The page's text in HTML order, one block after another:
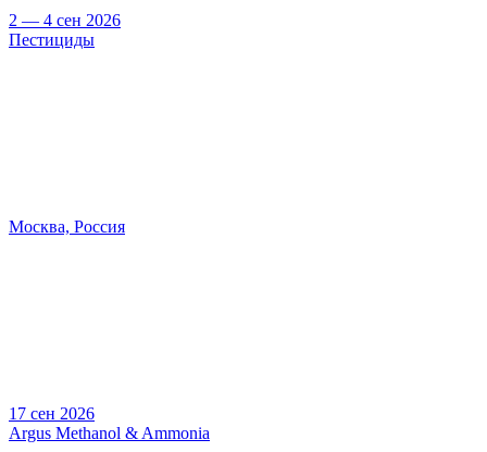
2 — 4 сен 2026
Пестициды
Москва, Россия
17 сен 2026
Argus Methanol & Ammonia